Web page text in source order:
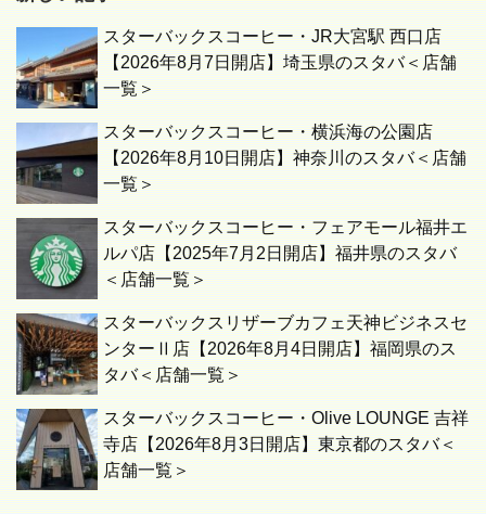
スターバックスコーヒー・JR大宮駅 西口店
【2026年8月7日開店】埼玉県のスタバ＜店舗
一覧＞
スターバックスコーヒー・横浜海の公園店
【2026年8月10日開店】神奈川のスタバ＜店舗
一覧＞
スターバックスコーヒー・フェアモール福井エ
ルパ店【2025年7月2日開店】福井県のスタバ
＜店舗一覧＞
スターバックスリザーブカフェ天神ビジネスセ
ンターⅡ店【2026年8月4日開店】福岡県のス
タバ＜店舗一覧＞
スターバックスコーヒー・Olive LOUNGE 吉祥
寺店【2026年8月3日開店】東京都のスタバ＜
店舗一覧＞